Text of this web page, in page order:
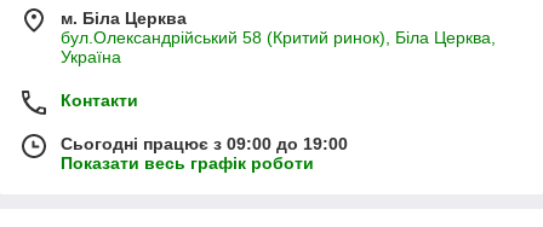
м. Біла Церква
бул.Олександрійський 58 (Критий ринок), Біла Церква,
Україна
Контакти
Сьогодні працює з 09:00 до 19:00
Показати весь графік роботи